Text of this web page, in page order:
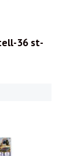
36 st-